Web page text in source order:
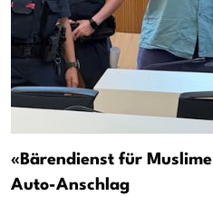
«Bärendienst für
Auto-Anschlag